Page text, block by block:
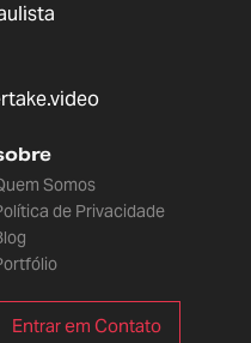
Somos
de Privacidade
Entrar em Contato